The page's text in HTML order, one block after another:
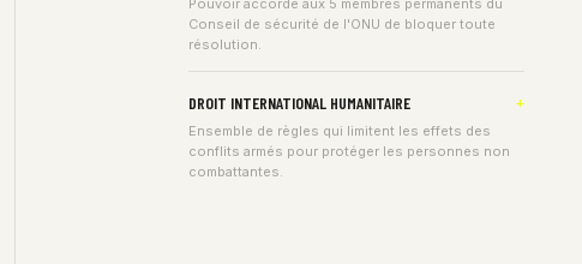
Pouvoir accordé aux 5 membres permanents du
Conseil de sécurité de l'ONU de bloquer toute
résolution.
DROIT INTERNATIONAL HUMANITAIRE
Ensemble de règles qui limitent les effets des
conflits armés pour protéger les personnes non
combattantes.